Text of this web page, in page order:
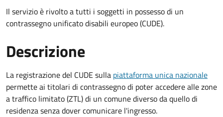
Il servizio è rivolto a tutti i soggetti in possesso di un
contrassegno unificato disabili europeo (CUDE).
Descrizione
La registrazione del CUDE sulla piattaforma unica nazionale
permette ai titolari di contrassegno di poter accedere alle zone
a traffico limitato (ZTL) di un comune diverso da quello di
residenza senza dover comunicare l'ingresso.